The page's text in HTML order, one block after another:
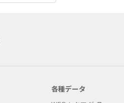
各種データ